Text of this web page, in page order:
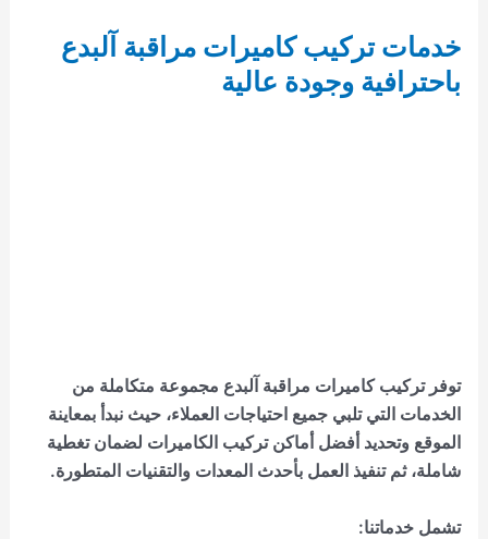
خدمات تركيب كاميرات مراقبة آلبدع
باحترافية وجودة عالية
توفرتركيب كاميرات مراقبة آلبدع مجموعة متكاملة من
الخدمات التي تلبي جميع احتياجات العملاء، حيث نبدأ بمعاينة
الموقع وتحديد أفضل أماكن تركيب الكاميرات لضمان تغطية
شاملة، ثم تنفيذ العمل بأحدث المعدات والتقنيات المتطورة.
تشمل خدماتنا: